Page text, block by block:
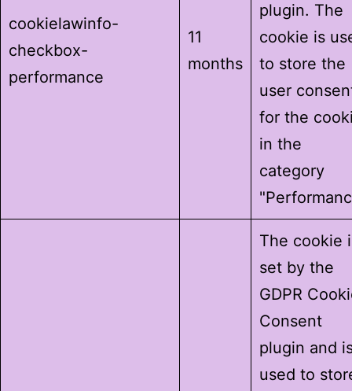
cookielawinfo-
checkbox-
performance
11
months
plugin. The
cookie is
to store the
user
for the
in the
category
The cookie
set by the
GDPR
Consent
plugin and
used to